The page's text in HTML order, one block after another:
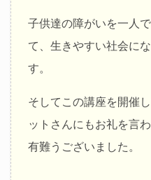
子供達の障がいを一人
て、生きやすい社会に
す。
そしてこの講座を開催
ットさんにもお礼を言わ
有難うございました。